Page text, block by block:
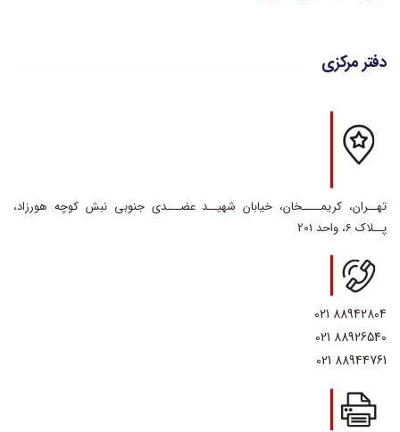
دفتر مرکزی
تهــران، کریمــــخان، خیابان شهیــد عضـــدی جنوبی نبش کوچه هورزاد،
پــلاک 6، واحد 201
88942804 021
88926540 021
88944761 021